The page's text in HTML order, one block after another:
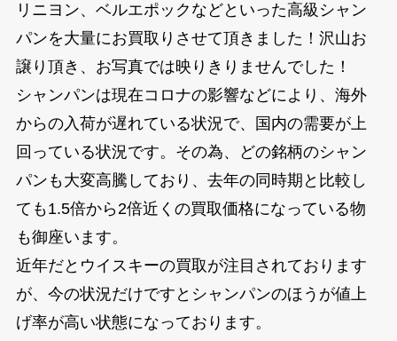
リニヨン、ベルエポックなどといった高級シャン
パンを大量にお買取りさせて頂きました！沢山お
譲り頂き、お写真では映りきりませんでした！
シャンパンは現在コロナの影響などにより、海外
からの入荷が遅れている状況で、国内の需要が上
回っている状況です。その為、どの銘柄のシャン
パンも大変高騰しており、去年の同時期と比較し
ても1.5倍から2倍近くの買取価格になっている物
も御座います。
近年だとウイスキーの買取が注目されております
が、今の状況だけですとシャンパンのほうが値上
げ率が高い状態になっております。